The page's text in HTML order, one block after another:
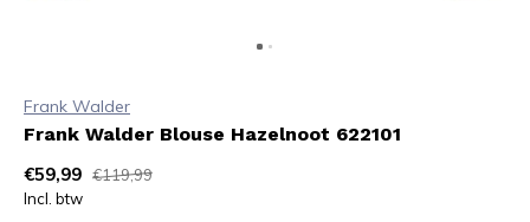
Frank Walder
Frank Walder Blouse Hazelnoot 622101
€59,99 €119,99
Incl. btw